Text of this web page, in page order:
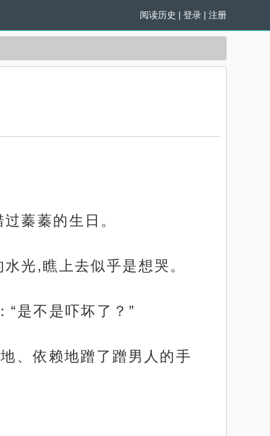
阅读历史 | 登录 | 注册
蓁蓁的生日。
光,瞧上去似乎是想哭。
是不是吓坏了？”
、依赖地蹭了蹭男人的手